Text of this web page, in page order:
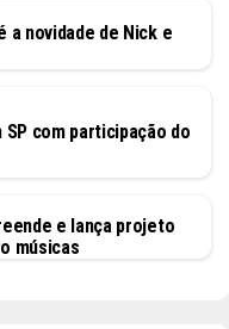
a novidade de Nick e
com participação do
e lança projeto
músicas